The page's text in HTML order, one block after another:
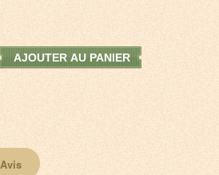
AJOUTER AU PANIER
Avis